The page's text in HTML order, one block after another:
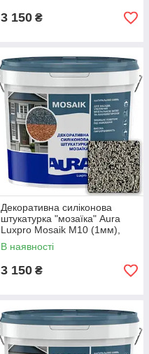
3 150 ₴
Декоративна силіконова
штукатурка "мозаїка" Aura
Luxpro Mosaik M10 (1мм),
S161, 15кг
В наявності
3 150 ₴